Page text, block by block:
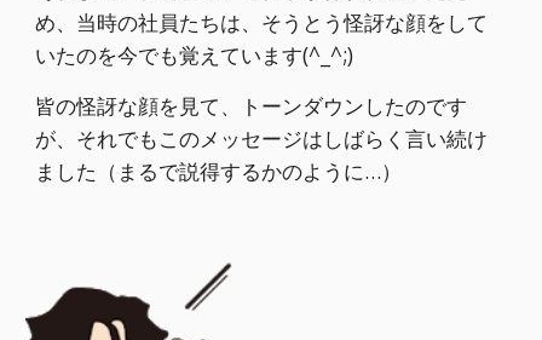
め、当時の社員たちは、そうとう怪訝な顔をして
いたのを今でも覚えています(^_^;)
皆の怪訝な顔を見て、トーンダウンしたのです
が、それでもこのメッセージはしばらく言い続け
ました（まるで説得するかのように…）